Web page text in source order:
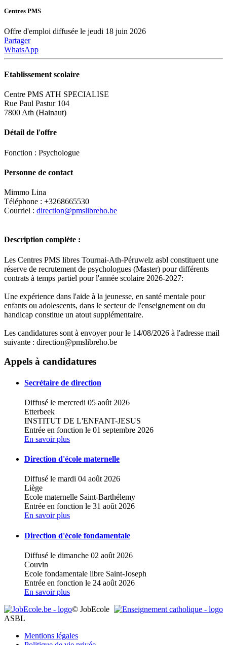
Centres PMS
Offre d'emploi diffusée le jeudi 18 juin 2026
Partager
WhatsApp
Etablissement scolaire
Centre PMS ATH SPECIALISE
Rue Paul Pastur 104
7800 Ath (Hainaut)
Détail de l'offre
Fonction : Psychologue
Personne de contact
Mimmo Lina
Téléphone : +3268665530
Courriel : direction@pmslibreho.be
Description complète :
Les Centres PMS libres Tournai-Ath-Péruwelz asbl constituent une
réserve de recrutement de psychologues (Master) pour différents
contrats à temps partiel pour l'année scolaire 2026-2027:
Une expérience dans l'aide à la jeunesse, en santé mentale pour
enfants ou adolescents, dans le secteur de l'enseignement ou du
handicap constitue un atout supplémentaire.
Les candidatures sont à envoyer pour le 14/08/2026 à l'adresse mail
suivante : direction@pmslibreho.be
Centre PMS ATH SPECIALISE
+
Leaflet|Map data ©
Appels à candidatures
Secrétaire de direction
Diffusé le mercredi 05 août 2026
Etterbeek
INSTITUT DE L'ENFANT-JESUS
Entrée en fonction le 01 septembre 2026
En savoir plus
Direction d'école maternelle
Diffusé le mardi 04 août 2026
Liège
Ecole maternelle Saint-Barthélemy
Entrée en fonction le 31 août 2026
En savoir plus
Direction d'école fondamentale
Diffusé le dimanche 02 août 2026
Couvin
Ecole fondamentale libre Saint-Joseph
Entrée en fonction le 24 août 2026
En savoir plus
© JobEcole
ASBL
Mentions légales